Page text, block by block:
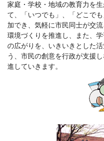
家庭・学校・地域の教育力を
て、「いつでも」、「どこで
加でき、気軽に市民同士が交
環境づくりを推進し、また、
の広がりを、いきいきとした
う、市民の創意を行政が支援
進していきます。